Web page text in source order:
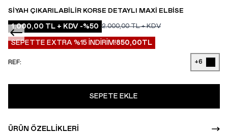
SIYAH ÇIKARILABILIR KORSE DETAYLI MAXI ELBISE
1.000,00 TL + KDV -%50 2.000,00TL + KDV
SEPETTE EXTRA %15 İNDİRİM!850,00TL
REF: +6
SEPETE EKLE
ÜRÜN ÖZELLIKLERI